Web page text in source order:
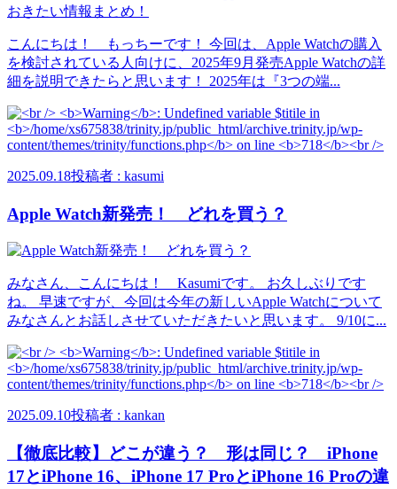
こんにちは！ もっちーです！ 今回は、Apple Watchの購入
を検討されている人向けに、2025年9月発売Apple Watchの詳
細を説明できたらと思います！ 2025年は『3つの端...
2025.09.18投稿者 : kasumi
Apple Watch新発売！ どれを買う？
みなさん、こんにちは！ Kasumiです。 お久しぶりです
ね。 早速ですが、今回は今年の新しいApple Watchについて
みなさんとお話しさせていただきたいと思います。 9/10に...
2025.09.10投稿者 : kankan
【徹底比較】どこが違う？ 形は同じ？ iPhone
17とiPhone 16、iPhone 17 ProとiPhone 16 Proの違